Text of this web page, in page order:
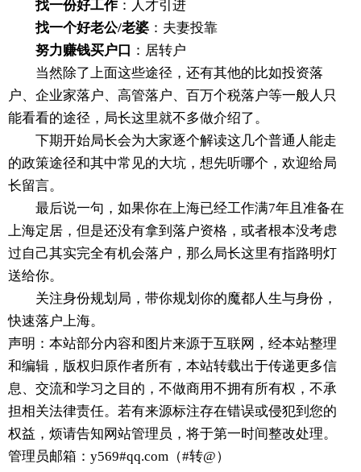
找一份好工作：人才引进
找一个好老公/老婆 ：夫妻投靠
努力赚钱买户口 ：居转户
当然除了上面这些途径，还有其他的比如投资落
户、企业家落户、高管落户、百万个税落户等一般人只
能看看的途径，局长这里就不多做介绍了。
下期开始局长会为大家逐个解读这几个普通人能走
的政策途径和其中常见的大坑，想先听哪个，欢迎给局
长留言。
最后说一句，如果你在上海已经工作满7年且准备在
上海定居，但是还没有拿到落户资格，或者根本没考虑
过自己其实完全有机会落户，那么局长这里有指路明灯
送给你。
关注身份规划局，带你规划你的魔都人生与身份，
快速落户上海。
声明：本站部分内容和图片来源于互联网，经本站整理
和编辑，版权归原作者所有，本站转载出于传递更多信
息、交流和学习之目的，不做商用不拥有所有权，不承
担相关法律责任。若有来源标注存在错误或侵犯到您的
权益，烦请告知网站管理员，将于第一时间整改处理。
管理员邮箱：y569#qq.com（#转@）